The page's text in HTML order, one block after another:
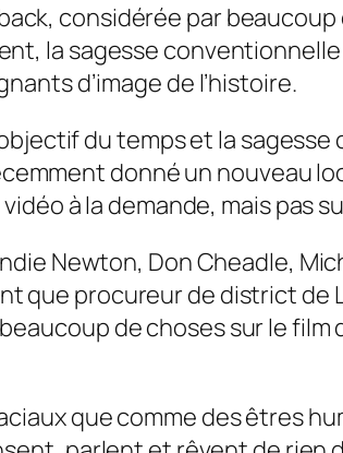
, considérée par
la sagesse
d’image de l’histoire.
du temps et la
donné un nouveau
à la demande, mais pas
Newton, Don Cheadle,
procureur de district de
de choses sur le
que comme des êtres